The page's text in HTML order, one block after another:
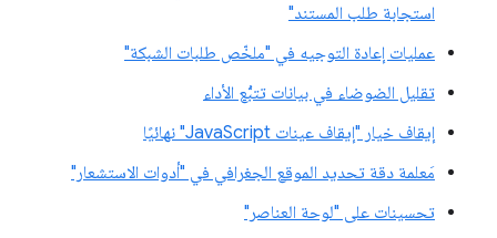
استجابة طلب المستند"
عمليات إعادة التوجيه في "ملخّص طلبات الشبكة"
تقليل الضوضاء في بيانات تتبُّع الأداء
إيقاف خيار "إيقاف عينات JavaScript" نهائيًا
مَعلمة دقة تحديد الموقع الجغرافي في "أدوات الاستشعار"
تحسينات على "لوحة العناصر"